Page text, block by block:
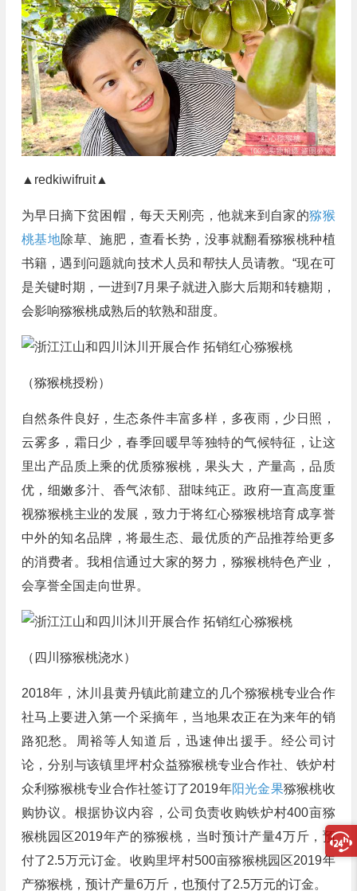
▲redkiwifruit▲
为早日摘下贫困帽，每天天刚亮，他就来到自家的猕猴
桃基地除草、施肥，查看长势，没事就翻看猕猴桃种植
书籍，遇到问题就向技术人员和帮扶人员请教。“现在可
是关键时期，一进到7月果子就进入膨大后期和转糖期，
会影响猕猴桃成熟后的软熟和甜度。
（猕猴桃授粉）
自然条件良好，生态条件丰富多样，多夜雨，少日照，
云雾多，霜日少，春季回暖早等独特的气候特征，让这
里出产品质上乘的优质猕猴桃，果头大，产量高，品质
优，细嫩多汁、香气浓郁、甜味纯正。政府一直高度重
视猕猴桃主业的发展，致力于将红心猕猴桃培育成享誉
中外的知名品牌，将最生态、最优质的产品推荐给更多
的消费者。我相信通过大家的努力，猕猴桃特色产业，
会享誉全国走向世界。
（四川猕猴桃浇水）
2018年，沐川县黄丹镇此前建立的几个猕猴桃专业合作
社马上要进入第一个采摘年，当地果农正在为来年的销
路犯愁。周裕等人知道后，迅速伸出援手。经公司讨
论，分别与该镇里坪村众益猕猴桃专业合作社、铁炉村
众利猕猴桃专业合作社签订了2019年阳光金果猕猴桃收
购协议。根据协议内容，公司负责收购铁炉村400亩猕
猴桃园区2019年产的猕猴桃，当时预计产量4万斤，预
付了2.5万元订金。收购里坪村500亩猕猴桃园区2019年
产猕猴桃，预计产量6万斤，也预付了2.5万元的订金。